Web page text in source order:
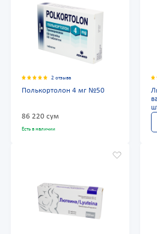
2 отзыва
Полькортолон 4 мг №50
86 220 сум
Есть в наличии